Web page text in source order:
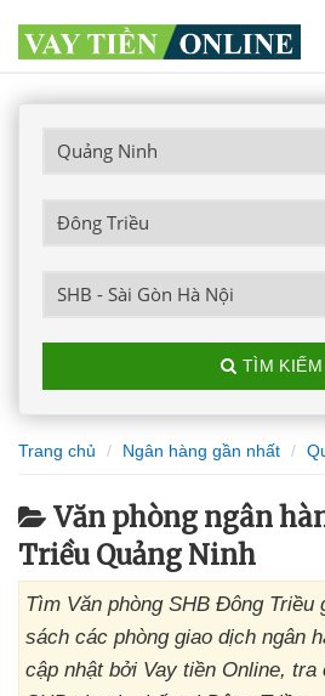
TÌM KIẾM
Trang chủ Ngân hàng gần nhất
Văn phòng ngân
Triều Quảng Ninh
Tìm Văn phòng SHB Đông Triều
sách các phòng giao dịch ngân
cập nhật bởi Vay tiền Online,